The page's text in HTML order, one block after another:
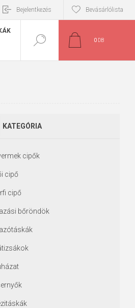
Bejelentkezés Bevásárlólista
0 DB
KATEGÓRIA
cipők
cipő
cipő
bőröndök